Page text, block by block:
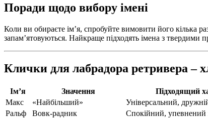
Поради щодо вибору імені
Коли ви обираєте ім’я, спробуйте вимовити його кілька
запам’ятовуються. Найкраще підходять імена з твердими
Клички для лабрадора ретривера –
Ім’я Значення
Підходящий
Макс
«Найбільший»
Універсальний,
Ральф
Вовк-радник
Спокійний, упевнений